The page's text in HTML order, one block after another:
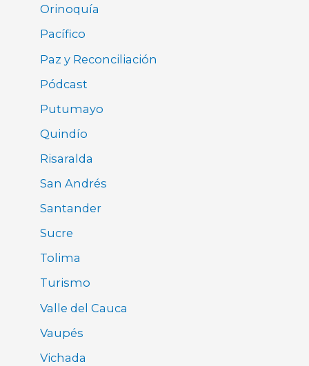
Orinoquía
Pacífico
Paz y Reconciliación
Pódcast
Putumayo
Quindío
Risaralda
San Andrés
Santander
Sucre
Tolima
Turismo
Valle del Cauca
Vaupés
Vichada